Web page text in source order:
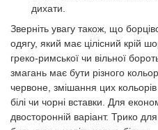
дихати.
Зверніть увагу також, що
одягу, який має цілісний крій
греко-римської чи вільної
змагань має бути різного
червоне, змішання цих
білі чи чорні вставки. Для
двосторонній варіант. Трико